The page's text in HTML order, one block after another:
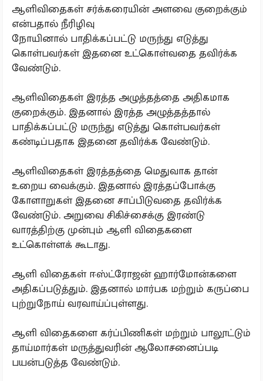
ஆளிவிதைகள் சர்க்கரையின் அளவை குறைக்கும்
என்பதால் நீரிழிவு
நோயினால் பாதிக்கப்பட்டு மருந்து எடுத்து
கொள்பவர்கள் இதனை உட்கொள்வதை தவிர்க்க
வேண்டும்.
ஆளிவிதைகள் இரத்த அழுத்தத்தை அதிகமாக
குறைக்கும். இதனால் இரத்த அழுத்தத்தால்
பாதிக்கப்பட்டு மருந்து எடுத்து கொள்பவர்கள்
கண்டிப்பதாக இதனை தவிர்க்க வேண்டும்.
ஆளிவிதைகள் இரத்தத்தை மெதுவாக தான்
உறைய வைக்கும். இதனால் இரத்தப்போக்கு
கோளாறுகள் இதனை சாப்பிடுவதை தவிர்க்க
வேண்டும். அறுவை சிகிச்சைக்கு இரண்டு
வாரத்திற்கு முன்பும் ஆளி விதைகளை
உட்கொள்ளக் கூடாது.
ஆளி விதைகள் ஈஸ்ட்ரோஜன் ஹார்மோன்களை
அதிகப்படுத்தும். இதனால் மார்பக மற்றும் கருப்பை
புற்றுநோய் வரவாய்ப்புள்ளது.
ஆளி விதைகளை கர்ப்பிணிகள் மற்றும் பாலூட்டும்
தாய்மார்கள் மருத்துவரின் ஆலோசனைப்படி
பயன்படுத்த வேண்டும்.